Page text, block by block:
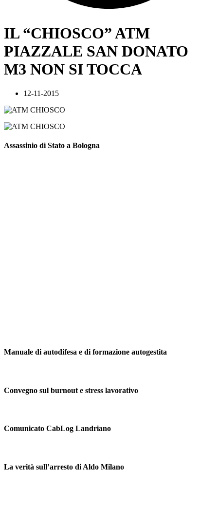
IL “CHIOSCO” ATM
PIAZZALE SAN DONATO
M3 NON SI TOCCA
12-11-2015
Assassinio di Stato a Bologna
Manuale di autodifesa e di formazione autogestita
Convegno sul burnout e stress lavorativo
Comunicato CabLog Landriano
La verità sull’arresto di Aldo Milano